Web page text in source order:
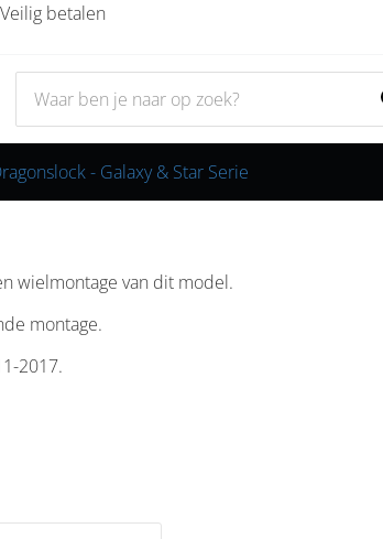
Veilig betalen
- Galaxy & Star Serie
wielmontage van dit model.
montage.
2017.